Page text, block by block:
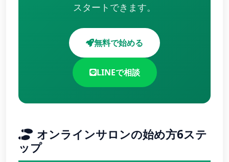
スタートできます。
無料で始める
LINEで相談
オンラインサロンの始め方6ステ
ップ